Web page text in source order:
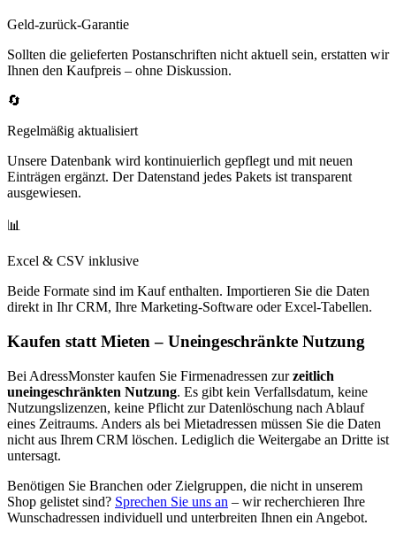
Geld-zurück-Garantie
Sollten die gelieferten Postanschriften nicht aktuell sein, erstatten wir
Ihnen den Kaufpreis – ohne Diskussion.
🔄
Regelmäßig aktualisiert
Unsere Datenbank wird kontinuierlich gepflegt und mit neuen
Einträgen ergänzt. Der Datenstand jedes Pakets ist transparent
ausgewiesen.
📊
Excel & CSV inklusive
Beide Formate sind im Kauf enthalten. Importieren Sie die Daten
direkt in Ihr CRM, Ihre Marketing-Software oder Excel-Tabellen.
Kaufen statt Mieten – Uneingeschränkte Nutzung
Bei AdressMonster kaufen Sie Firmenadressen zur zeitlich
uneingeschränkten Nutzung. Es gibt kein Verfallsdatum, keine
Nutzungslizenzen, keine Pflicht zur Datenlöschung nach Ablauf
eines Zeitraums. Anders als bei Mietadressen müssen Sie die Daten
nicht aus Ihrem CRM löschen. Lediglich die Weitergabe an Dritte ist
untersagt.
Benötigen Sie Branchen oder Zielgruppen, die nicht in unserem
Shop gelistet sind? Sprechen Sie uns an – wir recherchieren Ihre
Wunschadressen individuell und unterbreiten Ihnen ein Angebot.